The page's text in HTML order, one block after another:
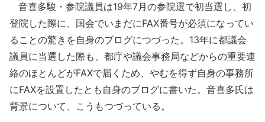
音喜多駿・参院議員は19年7月の参院選で初当選し、初
登院した際に、国会でいまだにFAX番号が必須になってい
ることの驚きを自身のブログにつづった。13年に都議会
議員に当選した際も、都庁や議会事務局などからの重要連
絡のほとんどがFAXで届くため、やむを得ず自身の事務所
にFAXを設置したとも自身のブログに書いた。音喜多氏は
背景について、こうもつづっている。